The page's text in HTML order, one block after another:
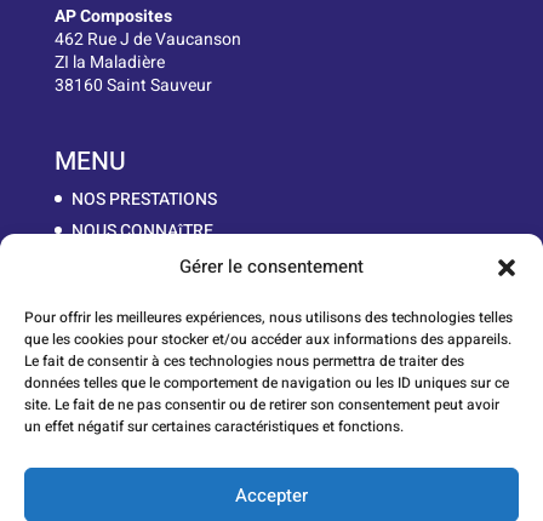
Gérer le consentement
Pour offrir les meilleures expériences, nous utilisons des technologies telles
que les cookies pour stocker et/ou accéder aux informations des appareils.
Le fait de consentir à ces technologies nous permettra de traiter des
données telles que le comportement de navigation ou les ID uniques sur ce
site. Le fait de ne pas consentir ou de retirer son consentement peut avoir
un effet négatif sur certaines caractéristiques et fonctions.
Accepter
AP Composites
462 Rue J de Vaucanson
ZI la Maladière
38160 Saint Sauveur
MENU
NOS PRESTATIONS
NOUS CONNAîTRE
WORK IN PROGRESS
CONTACT
Lauréats du Réseau Entreprendre Isère